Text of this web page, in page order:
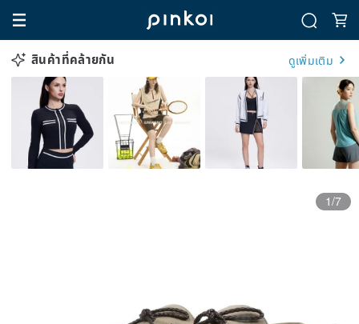
สินค้าที่คล้ายกัน ดูเพิ่มเติม
1/7